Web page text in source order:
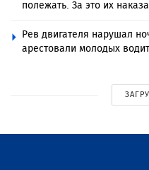
полежать. За это их
Рев двигателя нарушал
арестовали молодых